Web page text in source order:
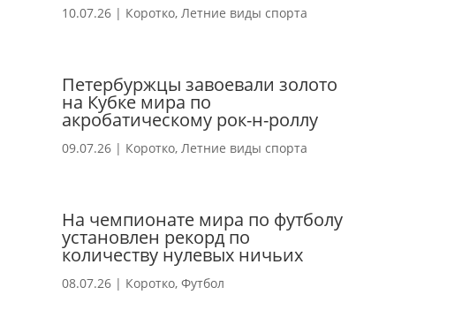
10.07.26| Коротко, Летние виды спорта
Петербуржцы завоевали золото
на Кубке мира по
акробатическому рок-н-роллу
09.07.26| Коротко, Летние виды спорта
На чемпионате мира по футболу
установлен рекорд по
количеству нулевых ничьих
08.07.26| Коротко, Футбол